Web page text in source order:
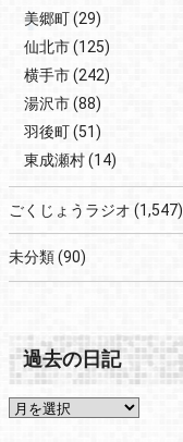
美郷町(29)
仙北市(125)
横手市(242)
湯沢市(88)
羽後町(51)
東成瀬村(14)
ごくじょうラジオ (1,547)
未分類(90)
過去の日記